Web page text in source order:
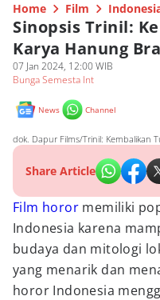
Home Film
Sinopsis Trinil:
Karya Hanung
07 Jan 2024, 12:00 WIB
Bunga Semesta Int
News Channel
dok. Dapur Films/Trinil: Kembalikan
Share Article
Film horor memiliki
Indonesia karena
budaya dan mitologi
yang menarik dan
horor Indonesia